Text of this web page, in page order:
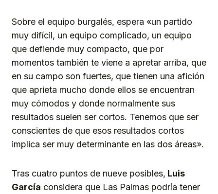
Sobre el equipo burgalés, espera «un partido
muy difícil, un equipo complicado, un equipo
que defiende muy compacto, que por
momentos también te viene a apretar arriba, que
en su campo son fuertes, que tienen una afición
que aprieta mucho donde ellos se encuentran
muy cómodos y donde normalmente sus
resultados suelen ser cortos. Tenemos que ser
conscientes de que esos resultados cortos
implica ser muy determinante en las dos áreas».
Tras cuatro puntos de nueve posibles, Luis
García considera que Las Palmas podría tener